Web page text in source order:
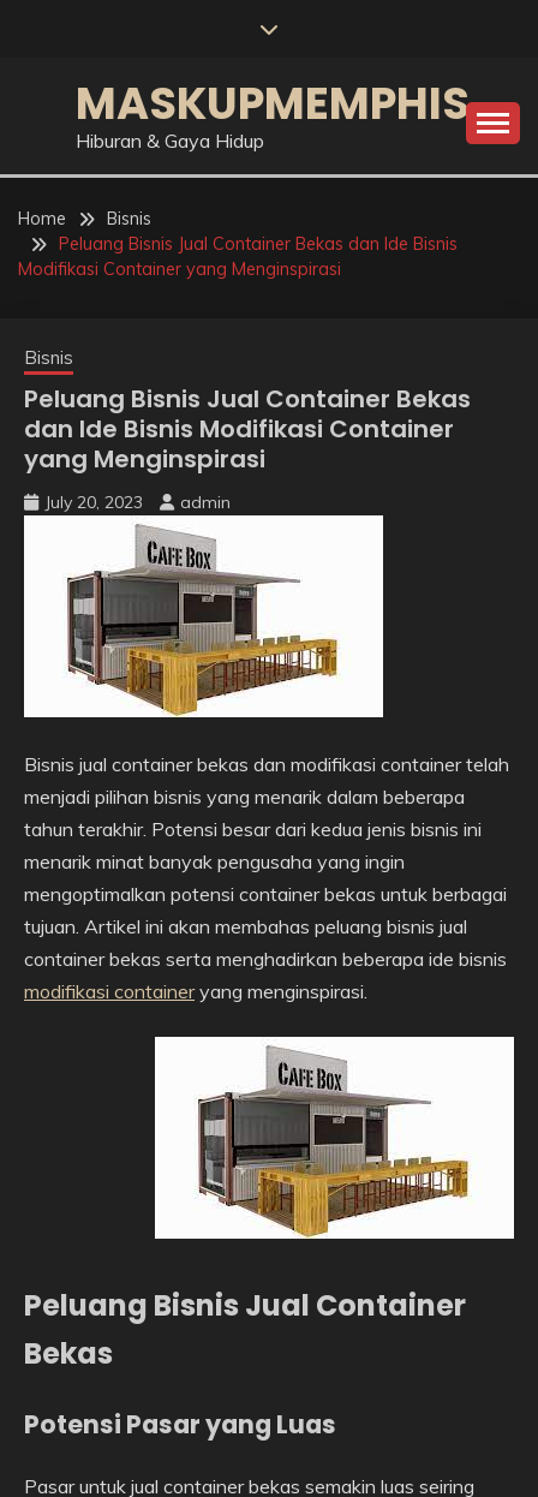
MASKUPMEMPHIS
Hiburan & Gaya Hidup
Home
Bisnis
Peluang Bisnis Jual Container Bekas dan Ide Bisnis
Modifikasi Container yang Menginspirasi
Bisnis
Peluang Bisnis Jual Container Bekas
dan Ide Bisnis Modifikasi Container
yang Menginspirasi
July 20, 2023 admin
Bisnis jual container bekas dan modifikasi container telah
menjadi pilihan bisnis yang menarik dalam beberapa
tahun terakhir. Potensi besar dari kedua jenis bisnis ini
menarik minat banyak pengusaha yang ingin
mengoptimalkan potensi container bekas untuk berbagai
tujuan. Artikel ini akan membahas peluang bisnis jual
container bekas serta menghadirkan beberapa ide bisnis
modifikasi containeryang menginspirasi.
Peluang Bisnis Jual Container
Bekas
Potensi Pasar yang Luas
Pasar untuk jual container bekas semakin luas seiring